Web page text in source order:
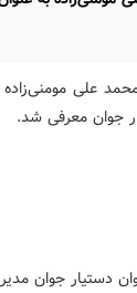
علی
جوان معرفی شد.
مفید و ارزشمندتان، بدینوسیله از تاریخ ۱۶ تیر ۱۴۰۴ به عنوان